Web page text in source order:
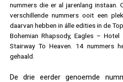
nummers die er al jarenlang instaan.
verschillende nummers ooit een
daarvan hebben in álle edities in de
Bohemian Rhapsody, Eagles –
Stairway To Heaven. 14 nummers
gehaald.
De drie eerder genoemde